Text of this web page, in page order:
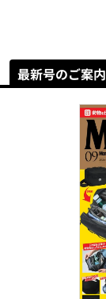
最新号のご案内